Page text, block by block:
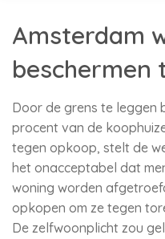
Amsterdam
beschermen
Door de grens te leggen
procent van de
tegen opkoop, stelt de
het onacceptabel dat
woning worden
opkopen om ze tegen
De zelfwoonplicht zou